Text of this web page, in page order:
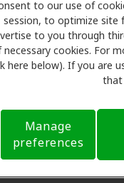
to our use of
session, to optimize site
to you through
necessary cookies. For
here below). If you are
that
Manage
preferences
se asocia con
especiales
exámenes con
de su consulta en
para reducir sus
de
el seguro y